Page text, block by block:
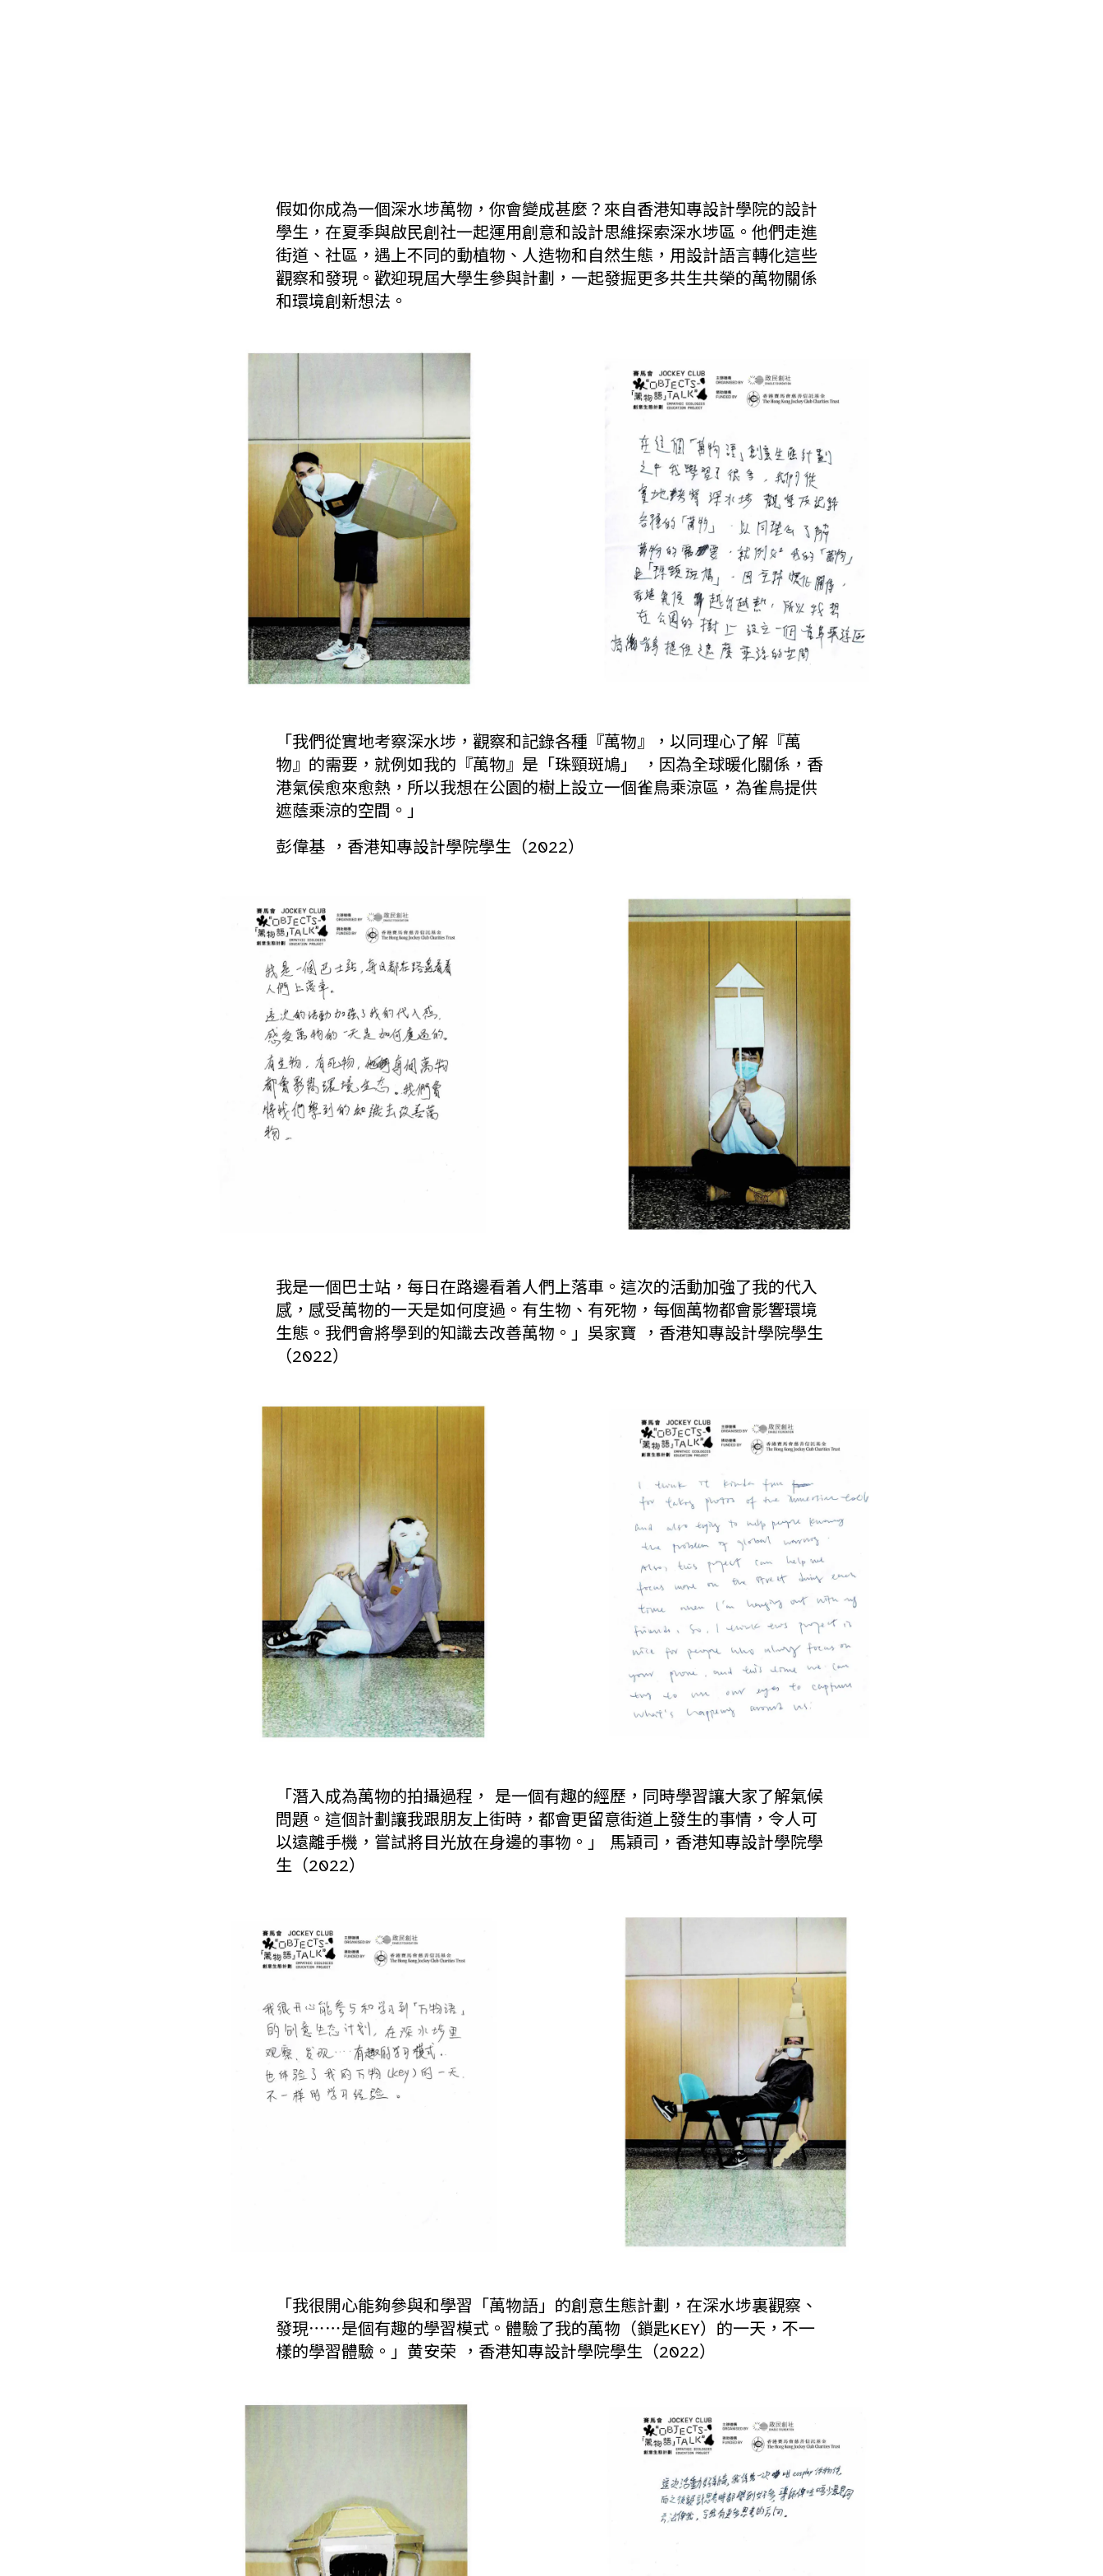
假如你成為一個深水埗萬物，你會變成甚麼？來自香港知專設計學院的設計
學生，在夏季與啟民創社一起運用創意和設計思維探索深水埗區。他們走進
街道、社區，遇上不同的動植物、人造物和自然生態，用設計語言轉化這些
觀察和發現。歡迎現屆大學生參與計劃，一起發掘更多共生共榮的萬物關係
和環境創新想法。
「我們從實地考察深水埗，觀察和記錄各種『萬物』，以同理心了解『萬
物』的需要，就例如我的『萬物』是「珠頸斑鳩」 ，因為全球暖化關係，香
港氣侯愈來愈熱，所以我想在公園的樹上設立一個雀鳥乘涼區，為雀鳥提供
遮蔭乘涼的空間。」
彭偉基 ，香港知專設計學院學生（2022）
我是一個巴士站，每日在路邊看着人們上落車。這次的活動加強了我的代入
感，感受萬物的一天是如何度過。有生物、有死物，每個萬物都會影響環境
生態。我們會將學到的知識去改善萬物。」吳家寶 ，香港知專設計學院學生
（2022）
「潛入成為萬物的拍攝過程， 是一個有趣的經歷，同時學習讓大家了解氣候
問題。這個計劃讓我跟朋友上街時，都會更留意街道上發生的事情，令人可
以遠離手機，嘗試將目光放在身邊的事物。」 馬穎司，香港知專設計學院學
生（2022）
「我很開心能夠參與和學習「萬物語」的創意生態計劃，在深水埗裏觀察、
發現⋯⋯是個有趣的學習模式。體驗了我的萬物（鎖匙KEY）的一天，不一
樣的學習體驗。」黄安荣 ，香港知專設計學院學生（2022）